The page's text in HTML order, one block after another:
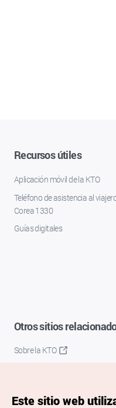
Recursos útiles
Aplicación móvil de la KTO
Teléfono de asistencia al
Corea 1330
Guías digitales
Otros sitios
Sobre la KTO
Este sitio web